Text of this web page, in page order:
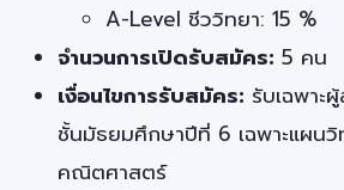
A-Level ชีววิทยา: 15 %
จำนวนการเปิดรับสมัคร: 5 คน
เงื่อนไขการรับสมัคร: รับเฉพาะ
ชั้นมัธยมศึกษาปีที่ 6 เฉพาะแผนวิ
คณิตศาสตร์